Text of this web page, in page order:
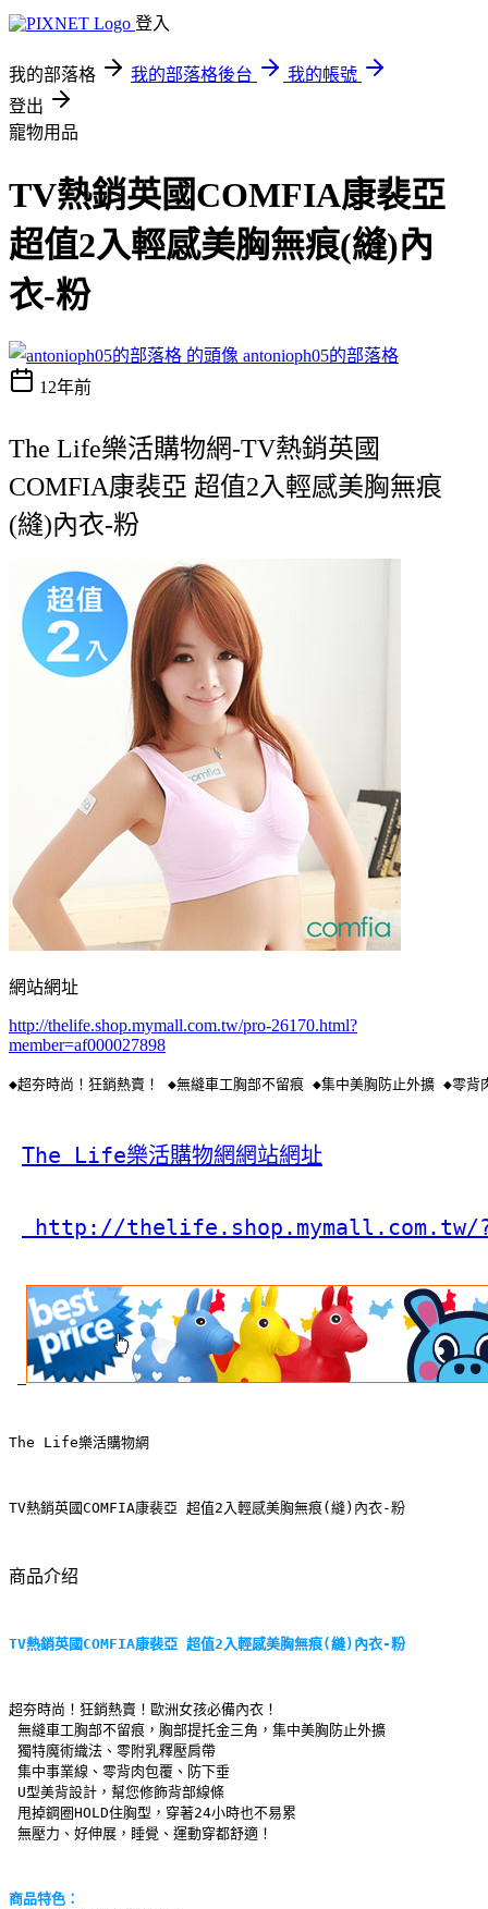
登入
我的部落格 我的部落格後台
我的帳號
登出
寵物用品
TV熱銷英國COMFIA康裴亞
超值2入輕感美胸無痕(縫)內
衣-粉
antonioph05的部落格
12年前
The Life樂活購物網-TV熱銷英國
COMFIA康裴亞 超值2入輕感美胸無痕
(縫)內衣-粉
網站網址
http://thelife.shop.mymall.com.tw/pro-26170.html?
member=af000027898
◆超夯時尚！狂銷熱賣！ ◆無縫車工胸部不留痕 ◆集中美胸防止外擴 ◆零背
The Life樂活購物網網站網址
http://thelife.shop.mymall.com.tw/
The Life樂活購物網
TV熱銷英國COMFIA康裴亞 超值2入輕感美胸無痕(縫)內衣-粉
商品介绍
TV熱銷英國COMFIA康裴亞 超值2入輕感美胸無痕(縫)內衣-粉
超夯時尚！狂銷熱賣！歐洲女孩必備內衣！
無縫車工胸部不留痕，胸部提托金三角，集中美胸防止外擴
獨特魔術織法、零附乳釋壓肩帶
集中事業線、零背肉包覆、防下垂
U型美背設計，幫您修飾背部線條
甩掉鋼圈HOLD住胸型，穿著24小時也不易累
無壓力、好伸展，睡覺、運動穿都舒適！
商品特色：